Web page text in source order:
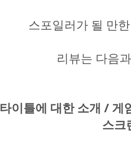
스포일러가 될 만
리뷰는 다음
타이틀에 대한 소개 / 게
스크